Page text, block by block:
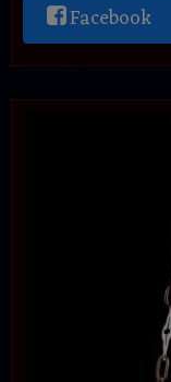
Facebook